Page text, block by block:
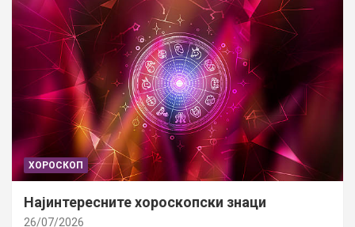
ХОРОСКОП
Најинтересните хороскопски знаци
26/07/2026